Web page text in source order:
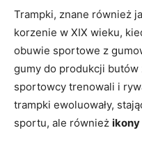
Trampki, znane również‌
korzenie​ w ‍XIX wieku,
obuwie sportowe z
gumy ‍do ⁣produkcji butów
sportowcy ⁤trenowali i
trampki ⁤ewoluowały,
sportu, ale ‍również